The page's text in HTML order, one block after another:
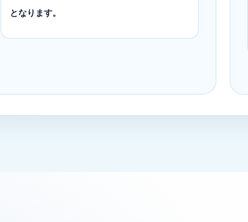
となります。